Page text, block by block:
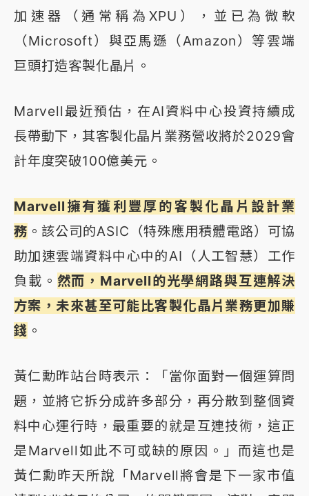
加速器（通常稱為XPU），並已為微軟
（Microsoft）與亞馬遜（Amazon）等雲端
巨頭打造客製化晶片。
Marvell最近預估，在AI資料中心投資持續成
長帶動下，其客製化晶片業務營收將於2029會
計年度突破100億美元。
Marvell擁有獲利豐厚的客製化晶片設計業
務 。該公司的ASIC（特殊應用積體電路）可協
助加速雲端資料中心中的AI（人工智慧）工作
負載。 然而，Marvell的光學網路與互連解決
方案，未來甚至可能比客製化晶片業務更加賺
錢 。
黃仁勳昨站台時表示：「當你面對一個運算問
題，並將它拆分成許多部分，再分散到整個資
料中心運行時，最重要的就是互連技術，這正
是Marvell如此不可或缺的原因。」而這也是
黃仁勳昨天所說「Marvell將會是下一家市值